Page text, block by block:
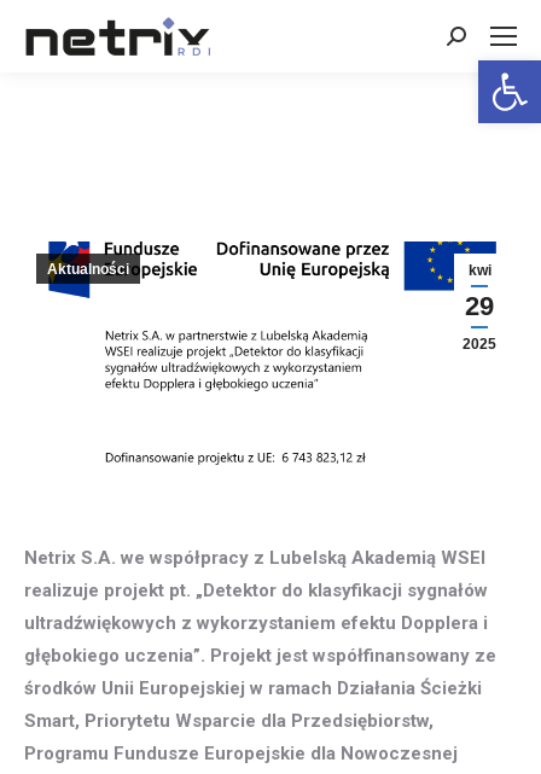
Search:
kwi
29
2025
Aktualności
Netrix S.A. we współpracy z Lubelską Akademią WSEI
realizuje projekt pt. „Detektor do klasyfikacji sygnałów
ultradźwiękowych z wykorzystaniem efektu Dopplera i
głębokiego uczenia”. Projekt jest współfinansowany ze
środków Unii Europejskiej w ramach Działania Ścieżki
Smart, Priorytetu Wsparcie dla Przedsiębiorstw,
Programu Fundusze Europejskie dla Nowoczesnej